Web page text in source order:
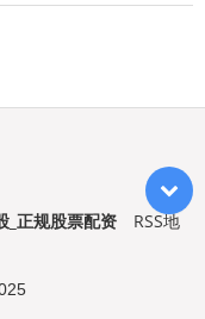
_正规股票配资
RSS地